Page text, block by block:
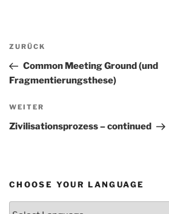
Beitragsnavigation
Vorheriger
Beitrag
ZURÜCK
Common Meeting Ground (und
Fragmentierungsthese)
Nächster
Beitrag
WEITER
Zivilisationsprozess – continued
CHOOSE YOUR LANGUAGE